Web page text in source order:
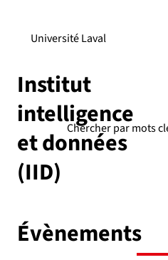
Institut
intelligence
et données
(IID)
Université Laval
Évènements